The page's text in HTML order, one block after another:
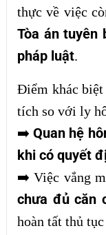
thực về việc
Tòa án tuyên
pháp luật.
Điểm khác
tích so với ly
➡️ Quan hệ
khi có quyết
➡️ Việc vắng
chưa đủ căn
hoàn tất thủ